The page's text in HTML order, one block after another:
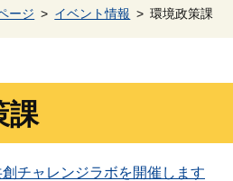
ージ イベント情報 環境政策課
課
チャレンジラボを開催します